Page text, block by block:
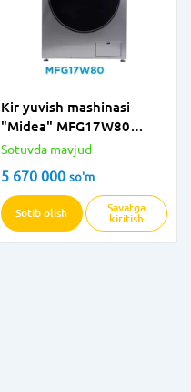
Kir yuvish mashinasi
"Midea" MFG17W80
(Kulrang) 8 kg
Sotuvda mavjud
5 670 000 so'm
Sotib olish
Savatga
kiritish